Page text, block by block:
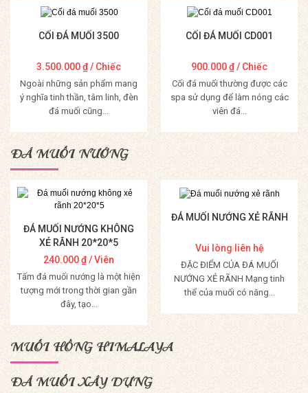
CỐI ĐÁ MUỐI 3500
3.500.000₫/ Chiếc
Ngoài những sản phẩm mang
ý nghĩa tinh thần, tâm linh, đèn
đá muối cũng...
Mua Hàng
CỐI ĐÁ MUỐI CD001
900.000₫/ Chiếc
Cối đá muối thường được các
spa sử dụng để làm nóng các
viên đá...
Mua Hàng
ĐÁ MUỐI NƯỚNG
ĐÁ MUỐI NƯỚNG KHÔNG
XẺ RÃNH 20*20*5
240.000₫/ Viên
Tấm đá muối nướng là một hiện
tượng mới trong thời gian gần
đây, tạo...
Mua Hàng
ĐÁ MUỐI NƯỚNG XẺ RÃNH
Vui lòng liên hệ
ĐẶC ĐIỂM CỦA ĐÁ MUỐI
NƯỚNG XẺ RÃNH Mạng tinh
thể của muối có năng...
Mua Hàng
MUỐI HỒNG HIMALAYA
ĐÁ MUỐI XÂY DỰNG